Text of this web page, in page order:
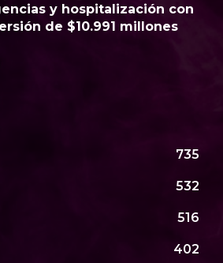
y hospitalización con
de $10.991 millones
735
532
516
402